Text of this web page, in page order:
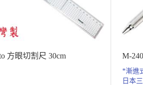
方眼切割尺 30cm M-
*漸進
日本